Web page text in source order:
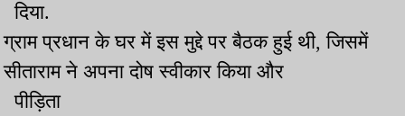
दिया.
ग्राम प्रधान के घर में इस मुद्दे पर बैठक हुई थी, जिसमें
सीताराम ने अपना दोष स्वीकार किया और
पीड़िता